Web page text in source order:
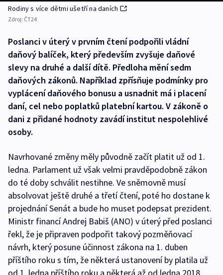
Rodiny s více dětmi ušetří na daních
Zdroj: ČT24
Poslanci v úterý v prvním čtení podpořili vládní
daňový balíček, který především zvyšuje daňové
slevy na druhé a další dítě. Předloha mění sedm
daňových zákonů. Například zpřísňuje podmínky pro
vyplácení daňového bonusu a usnadnit má i placení
daní, cel nebo poplatků platební kartou. V zákoně o
dani z přidané hodnoty zavádí institut nespolehlivé
osoby.
Navrhované změny měly původně začít platit už od 1.
ledna. Parlament už však velmi pravděpodobně zákon
do té doby schválit nestihne. Ve sněmovně musí
absolvovat ještě druhé a třetí čtení, poté ho dostane k
projednání Senát a bude ho muset podepsat prezident.
Ministr financí Andrej Babiš (ANO) v úterý před poslanci
řekl, že je připraven podpořit takový pozměňovací
návrh, který posune účinnost zákona na 1. duben
příštího roku s tím, že některá ustanovení by platila už